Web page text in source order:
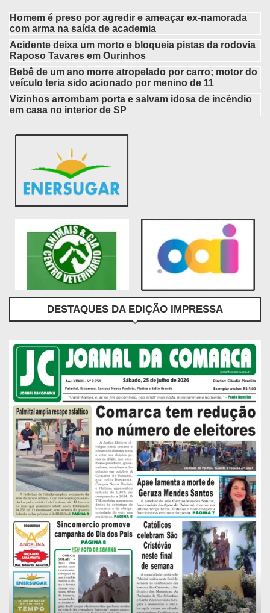
Homem é preso por agredir e ameaçar ex-namorada
com arma na saída de academia
Acidente deixa um morto e bloqueia pistas da rodovia
Raposo Tavares em Ourinhos
Bebê de um ano morre atropelado por carro; motor do
veículo teria sido acionado por menino de 11
Vizinhos arrombam porta e salvam idosa de incêndio
em casa no interior de SP
DESTAQUES DA EDIÇÃO IMPRESSA